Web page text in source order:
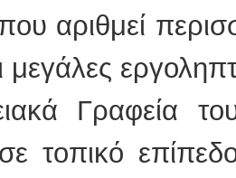
αριθμεί
μεγάλες
Γραφεία
τοπικό